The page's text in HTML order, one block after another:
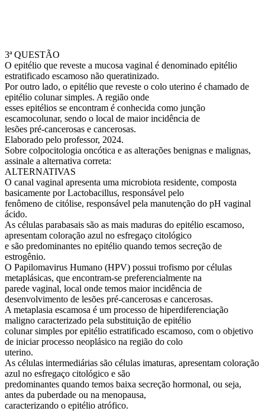
3ª QUESTÃO
O epitélio que reveste a mucosa vaginal é denominado epitélio
estratificado escamoso não queratinizado.
Por outro lado, o epitélio que reveste o colo uterino é chamado de
epitélio colunar simples. A região onde
esses epitélios se encontram é conhecida como junção
escamocolunar, sendo o local de maior incidência de
lesões pré-cancerosas e cancerosas.
Elaborado pelo professor, 2024.
Sobre colpocitologia oncótica e as alterações benignas e malignas,
assinale a alternativa correta:
ALTERNATIVAS
O canal vaginal apresenta uma microbiota residente, composta
basicamente por Lactobacillus, responsável pelo
fenômeno de citólise, responsável pela manutenção do pH vaginal
ácido.
As células parabasais são as mais maduras do epitélio escamoso,
apresentam coloração azul no esfregaço citológico
e são predominantes no epitélio quando temos secreção de
estrogênio.
O Papilomavirus Humano (HPV) possui trofismo por células
metaplásicas, que encontram-se preferencialmente na
parede vaginal, local onde temos maior incidência de
desenvolvimento de lesões pré-cancerosas e cancerosas.
A metaplasia escamosa é um processo de hiperdiferenciação
maligno caracterizado pela substituição de epitélio
colunar simples por epitélio estratificado escamoso, com o objetivo
de iniciar processo neoplásico na região do colo
uterino.
As células intermediárias são células imaturas, apresentam coloração
azul no esfregaço citológico e são
predominantes quando temos baixa secreção hormonal, ou seja,
antes da puberdade ou na menopausa,
caracterizando o epitélio atrófico.